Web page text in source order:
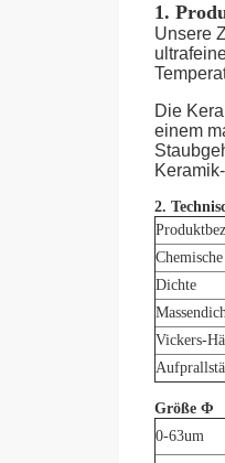
1.
Unsere
Die
einem
2.
Dichte
Vickers-
Größe Φ
0-63um